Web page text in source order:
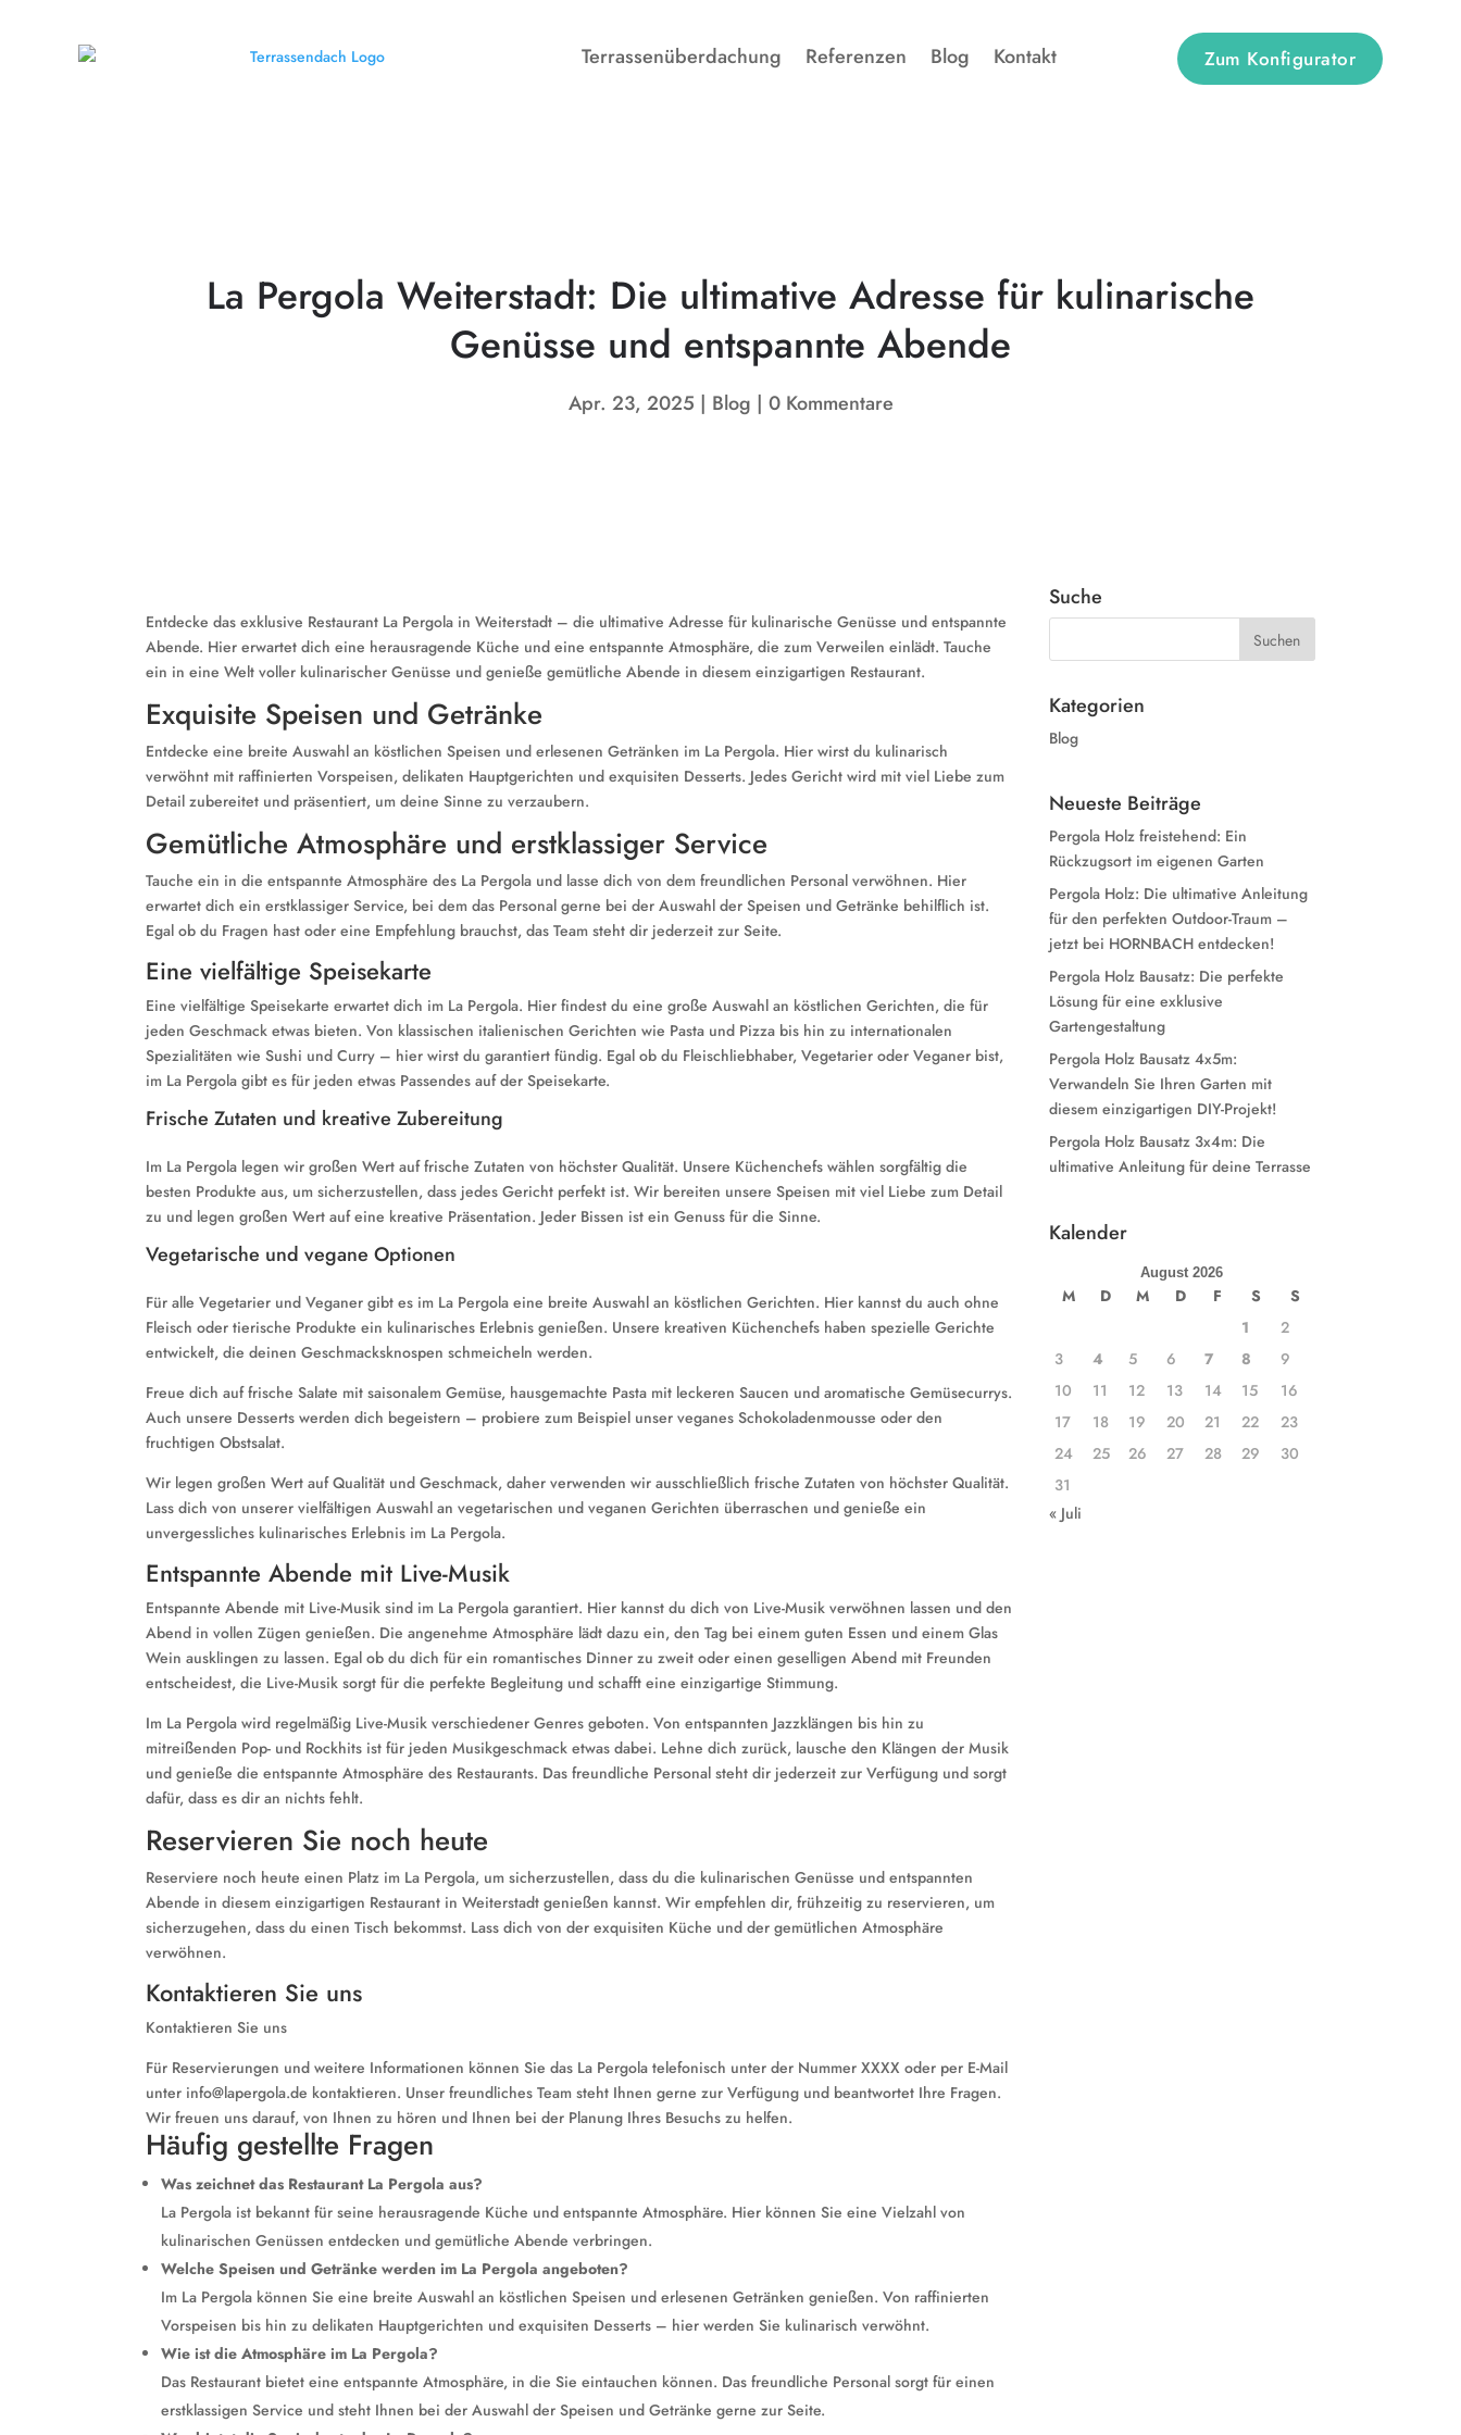
Terrassenüberdachung Referenzen Blog Kontakt Zum Konfigurator
La Pergola Weiterstadt: Die ultimative Adresse für kulinarische
Genüsse und entspannte Abende
Apr. 23, 2025 Blog 0 Kommentare
Entdecke das exklusive Restaurant La Pergola in Weiterstadt – die ultimative Adresse für kulinarische Genüsse und entspannte
Abende. Hier erwartet dich eine herausragende Küche und eine entspannte Atmosphäre, die zum Verweilen einlädt. Tauche
ein in eine Welt voller kulinarischer Genüsse und genieße gemütliche Abende in diesem einzigartigen Restaurant.
Exquisite Speisen und Getränke
Entdecke eine breite Auswahl an köstlichen Speisen und erlesenen Getränken im La Pergola. Hier wirst du kulinarisch
verwöhnt mit raffinierten Vorspeisen, delikaten Hauptgerichten und exquisiten Desserts. Jedes Gericht wird mit viel Liebe zum
Detail zubereitet und präsentiert, um deine Sinne zu verzaubern.
Gemütliche Atmosphäre und erstklassiger Service
Tauche ein in die entspannte Atmosphäre des La Pergola und lasse dich von dem freundlichen Personal verwöhnen. Hier
erwartet dich ein erstklassiger Service, bei dem das Personal gerne bei der Auswahl der Speisen und Getränke behilflich ist.
Egal ob du Fragen hast oder eine Empfehlung brauchst, das Team steht dir jederzeit zur Seite.
Eine vielfältige Speisekarte
Eine vielfältige Speisekarte erwartet dich im La Pergola. Hier findest du eine große Auswahl an köstlichen Gerichten, die für
jeden Geschmack etwas bieten. Von klassischen italienischen Gerichten wie Pasta und Pizza bis hin zu internationalen
Spezialitäten wie Sushi und Curry – hier wirst du garantiert fündig. Egal ob du Fleischliebhaber, Vegetarier oder Veganer bist,
im La Pergola gibt es für jeden etwas Passendes auf der Speisekarte.
Frische Zutaten und kreative Zubereitung
Im La Pergola legen wir großen Wert auf frische Zutaten von höchster Qualität. Unsere Küchenchefs wählen sorgfältig die
besten Produkte aus, um sicherzustellen, dass jedes Gericht perfekt ist. Wir bereiten unsere Speisen mit viel Liebe zum Detail
zu und legen großen Wert auf eine kreative Präsentation. Jeder Bissen ist ein Genuss für die Sinne.
Vegetarische und vegane Optionen
Für alle Vegetarier und Veganer gibt es im La Pergola eine breite Auswahl an köstlichen Gerichten. Hier kannst du auch ohne
Fleisch oder tierische Produkte ein kulinarisches Erlebnis genießen. Unsere kreativen Küchenchefs haben spezielle Gerichte
entwickelt, die deinen Geschmacksknospen schmeicheln werden.
Freue dich auf frische Salate mit saisonalem Gemüse, hausgemachte Pasta mit leckeren Saucen und aromatische Gemüsecurrys.
Auch unsere Desserts werden dich begeistern – probiere zum Beispiel unser veganes Schokoladenmousse oder den
fruchtigen Obstsalat.
Wir legen großen Wert auf Qualität und Geschmack, daher verwenden wir ausschließlich frische Zutaten von höchster Qualität.
Lass dich von unserer vielfältigen Auswahl an vegetarischen und veganen Gerichten überraschen und genieße ein
unvergessliches kulinarisches Erlebnis im La Pergola.
Entspannte Abende mit Live-Musik
Entspannte Abende mit Live-Musik sind im La Pergola garantiert. Hier kannst du dich von Live-Musik verwöhnen lassen und den
Abend in vollen Zügen genießen. Die angenehme Atmosphäre lädt dazu ein, den Tag bei einem guten Essen und einem Glas
Wein ausklingen zu lassen. Egal ob du dich für ein romantisches Dinner zu zweit oder einen geselligen Abend mit Freunden
entscheidest, die Live-Musik sorgt für die perfekte Begleitung und schafft eine einzigartige Stimmung.
Im La Pergola wird regelmäßig Live-Musik verschiedener Genres geboten. Von entspannten Jazzklängen bis hin zu
mitreißenden Pop- und Rockhits ist für jeden Musikgeschmack etwas dabei. Lehne dich zurück, lausche den Klängen der Musik
und genieße die entspannte Atmosphäre des Restaurants. Das freundliche Personal steht dir jederzeit zur Verfügung und sorgt
dafür, dass es dir an nichts fehlt.
Reservieren Sie noch heute
Reserviere noch heute einen Platz im La Pergola, um sicherzustellen, dass du die kulinarischen Genüsse und entspannten
Abende in diesem einzigartigen Restaurant in Weiterstadt genießen kannst. Wir empfehlen dir, frühzeitig zu reservieren, um
sicherzugehen, dass du einen Tisch bekommst. Lass dich von der exquisiten Küche und der gemütlichen Atmosphäre
verwöhnen.
Kontaktieren Sie uns
Kontaktieren Sie uns
Für Reservierungen und weitere Informationen können Sie das La Pergola telefonisch unter der Nummer XXXX oder per E-Mail
unter info@lapergola.de kontaktieren. Unser freundliches Team steht Ihnen gerne zur Verfügung und beantwortet Ihre Fragen.
Wir freuen uns darauf, von Ihnen zu hören und Ihnen bei der Planung Ihres Besuchs zu helfen.
Häufig gestellte Fragen
Was zeichnet das Restaurant La Pergola aus?
La Pergola ist bekannt für seine herausragende Küche und entspannte Atmosphäre. Hier können Sie eine Vielzahl von
kulinarischen Genüssen entdecken und gemütliche Abende verbringen.
Welche Speisen und Getränke werden im La Pergola angeboten?
Im La Pergola können Sie eine breite Auswahl an köstlichen Speisen und erlesenen Getränken genießen. Von raffinierten
Vorspeisen bis hin zu delikaten Hauptgerichten und exquisiten Desserts – hier werden Sie kulinarisch verwöhnt.
Wie ist die Atmosphäre im La Pergola?
Das Restaurant bietet eine entspannte Atmosphäre, in die Sie eintauchen können. Das freundliche Personal sorgt für einen
erstklassigen Service und steht Ihnen bei der Auswahl der Speisen und Getränke gerne zur Seite.
Suche
Kategorien
Blog
Neueste Beiträge
Pergola Holz freistehend: Ein
Rückzugsort im eigenen Garten
Pergola Holz: Die ultimative Anleitung
für den perfekten Outdoor-Traum –
jetzt bei HORNBACH entdecken!
Pergola Holz Bausatz: Die perfekte
Lösung für eine exklusive
Gartengestaltung
Pergola Holz Bausatz 4x5m:
Verwandeln Sie Ihren Garten mit
diesem einzigartigen DIY-Projekt!
Pergola Holz Bausatz 3x4m: Die
ultimative Anleitung für deine Terrasse
Kalender
August 2026
M D M D F S
S
1
2
3
4 5 6 7 8
9
10
11 12 13 14 15
16
17
18 19 20 21 22
23
24
25 26 27 28 29
30
31
« Juli